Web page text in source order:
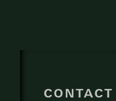
CONTACT